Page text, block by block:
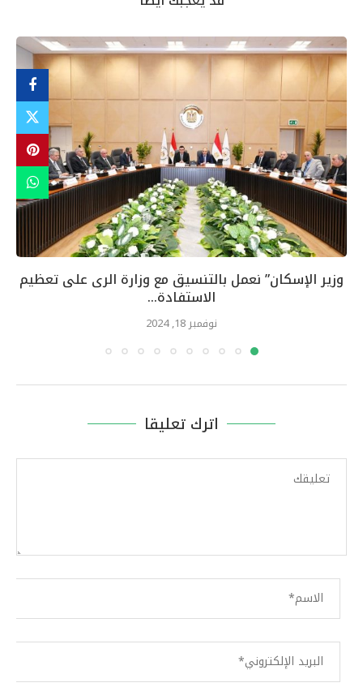
وزير الإسكان” نعمل بالتنسيق مع وزارة الرى على تعظيم
الاستفادة...
نوفمبر 18, 2024
اترك تعليقا